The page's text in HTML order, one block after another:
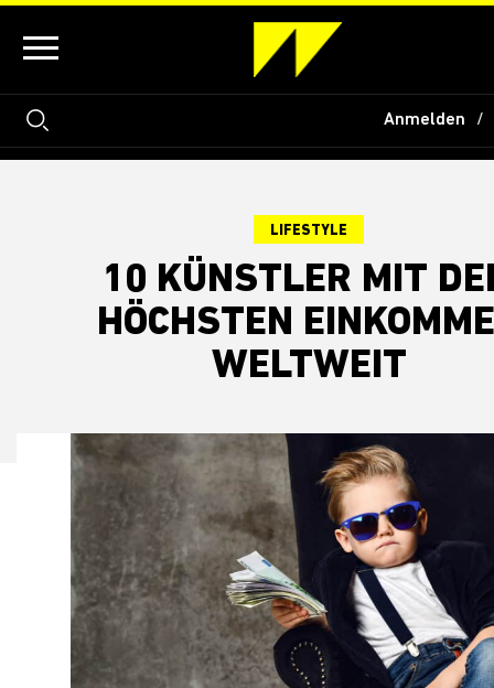
Anmelden
LIFESTYLE
10 KÜNSTLER MIT
HÖCHSTEN
WELTWEIT